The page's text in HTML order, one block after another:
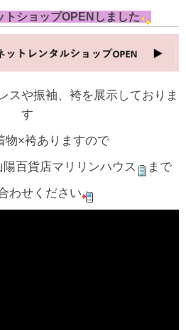
トショップOPENしました
スや振袖、袴を展示しておりま
す
物×袴ありますので
百貨店マリリンハウス
まで
わせください